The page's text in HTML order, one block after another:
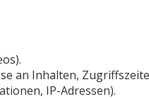
an Inhalten,
IP-Adressen).